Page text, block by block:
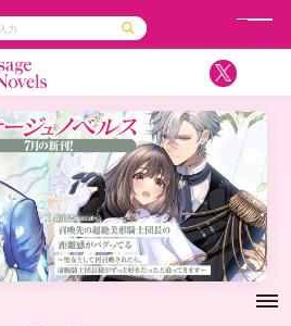
ライトノベル
文庫
ノベルス
ノベルスf
ロサージュノベルス
通販・NEWS
OVERLAP STORE
オーバーラップ広報室
ングス
お問い合わせはこちら
オーバーラップ文庫
メ